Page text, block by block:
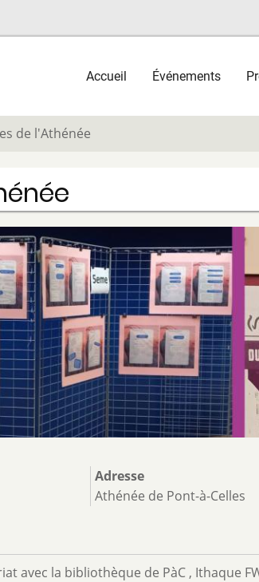
Main
navigation
Accueil Événements
de l'Athénée
Adresse
Athénée de Pont-à-Celles
avec la bibliothèque de PàC , Ithaque